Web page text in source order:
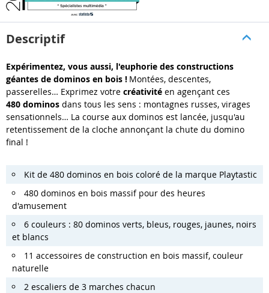
Descriptif
Expérimentez, vous aussi, l'euphorie des constructions
géantes de dominos en bois ! Montées, descentes,
passerelles… Exprimez votre créativité en agençant ces
480 dominos dans tous les sens : montagnes russes, virages
sensationnels… La course aux dominos est lancée, jusqu'au
retentissement de la cloche annonçant la chute du domino
final !
Kit de 480 dominos en bois coloré de la marque Playtastic
480 dominos en bois massif pour des heures
d'amusement
6 couleurs : 80 dominos verts, bleus, rouges, jaunes, noirs
et blancs
11 accessoires de construction en bois massif, couleur
naturelle
2 escaliers de 3 marches chacun